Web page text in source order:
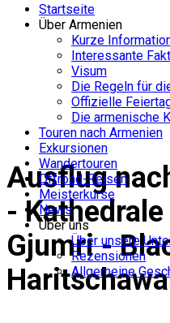
Startseite
Über Armenien
Kurze
Interessante
Visum
Die Regeln für
Offizielle
Die armenische
Touren nach Armenien
Exkursionen
Wandertouren
Offroad-Reisen
Meisterkurse
News
Über uns
Über unsere
Rezensionen
Allgemeine
Ausflug
-
Gjumri -